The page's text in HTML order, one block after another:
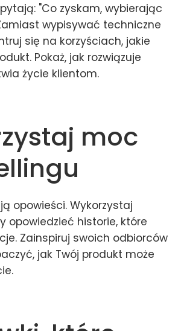
"Co zyskam, wybierając
wypisywać techniczne
się na korzyściach, jakie
Pokaż, jak rozwiązuje
życie klientom.
moc
opowieści. Wykorzystaj
opowiedzieć historie, które
Zainspiruj swoich odbiorców
jak Twój produkt może